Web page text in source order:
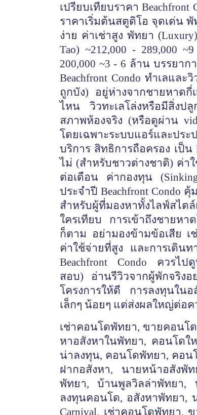
เปรียบเทียบราคา
ราคาเริ่มต้นสตูดิโอ จุดเด่น พั
ง่าย ค่าเช่าสูง พัทยา
Tao) ~212,000 - 289,000
200,000 ~3 - 6 ล้าน บรรยาก
Beachfront Condo ทำเลแล
ถูกบัง) อยู่ห่างจากชายหาดกี่เ
ไหน วิวทะเลโล่งหรือมีสิ่งป
สภาพห้องจริง (หรือดูผ่าน
โดยเฉพาะระบบแอร์และป
บริการ สิทธิการถือครอง เป็น
ไม่ (สำหรับชาวต่างชาติ) ค่าใ
ต่อเดือน ค่ากองทุน
ประจำปี Beachfront Condo
สำหรับผู้ที่มองหาทั้งไลฟ์สไ
ใครเทียบ การเข้าถึงชายหา
ก็ตาม อย่ามองข้ามข้อเสีย
ค่าใช้จ่ายที่สูง และการเดิน
Beachfront Condo ควรไป
สอบ) อ่านรีวิวจากผู้พักจริง
โครงการให้ดี การลงทุนในอ
เล็กๆ น้อยๆ แต่ส่งผลใหญ่ต่อ
เช่าคอนโดพัทยา, ขายคอนโ
หาอสังหาในพัทยา, คอนโด
น่าลงทุน, คอนโดพัทยา, คอน
ฝากอสังหา, นายหน้าอสังพั
พัทยา, บ้านพูลวิลล่าพัทยา,
ลงทุนคอนโด, อสังหาพัทยา, น
Carnival, เช่าคอนโดพัทยา,